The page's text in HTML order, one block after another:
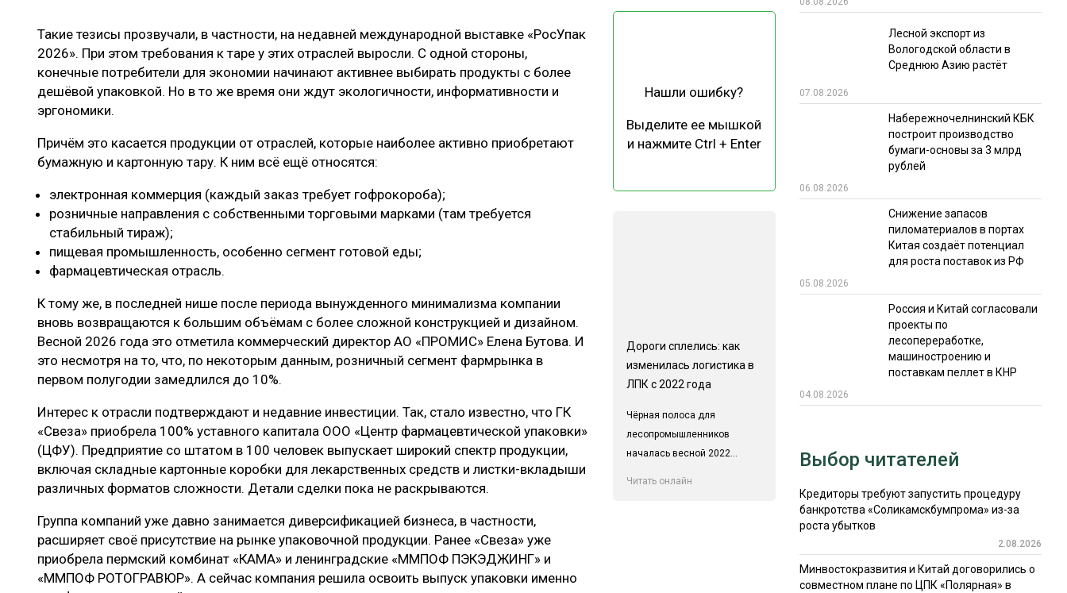
ЛОГИСТИКА
ПРОИЗВОДСТВО ДРЕВЕСНЫХ ПЛИТ
ЦБП
МЕБЕЛЬНОЕ ПРОИЗВОДСТВО ТЕХНОЛОГИИ
ОТРАСЛЕВАЯ ДИСКУССИЯ
ЭКСПЕРТНОЕ МНЕНИЕ
КАЛЕНДАРЬ ВЫСТАВОК ИТОГИ МЕРОПРИЯТИЙ
Такие тезисы прозвучали, в частности, на недавней международной выставке «РосУпак
2026». При этом требования к таре у этих отраслей выросли. С одной стороны,
конечные потребители для экономии начинают активнее выбирать продукты с более
дешёвой упаковкой. Но в то же время они ждут экологичности, информативности и
эргономики.
Причём это касается продукции от отраслей, которые наиболее активно приобретают
бумажную и картонную тару. К ним всё ещё относятся:
электронная коммерция (каждый заказ требует гофрокороба);
розничные направления с собственными торговыми марками (там требуется
стабильный тираж);
пищевая промышленность, особенно сегмент готовой еды;
фармацевтическая отрасль.
К тому же, в последней нише после периода вынужденного минимализма компании
вновь возвращаются к большим объёмам с более сложной конструкцией и дизайном.
Весной 2026 года это отметила коммерческий директор АО «ПРОМИС» Елена Бутова. И
это несмотря на то, что, по некоторым данным, розничный сегмент фармрынка в
первом полугодии замедлился до 10%.
Интерес к отрасли подтверждают и недавние инвестиции. Так, стало известно, что ГК
«Свеза» приобрела 100% уставного капитала ООО «Центр фармацевтической упаковки»
(ЦФУ). Предприятие со штатом в 100 человек выпускает широкий спектр продукции,
включая складные картонные коробки для лекарственных средств и листки-вкладыши
различных форматов сложности. Детали сделки пока не раскрываются.
Группа компаний уже давно занимается диверсификацией бизнеса, в частности,
расширяет своё присутствие на рынке упаковочной продукции. Ранее «Свеза» уже
приобрела пермский комбинат «КАМА» и ленинградские «ММПОФ ПЭКЭДЖИНГ» и
«ММПОФ РОТОГРАВЮР». А сейчас компания решила освоить выпуск упаковки именно
Нашли ошибку?
Выделите ее мышкой
и нажмите Ctrl + Enter
Дороги сплелись: как
изменилась логистика в
ЛПК с 2022 года
Чёрная полоса для
лесопромышленников
началась весной 2022...
Читать онлайн
Лесной экспорт из
Вологодской области в
Среднюю Азию растёт
07.08.2026
Набережночелнинский КБК
построит производство
бумаги-основы за 3 млрд
рублей
06.08.2026
Снижение запасов
пиломатериалов в портах
Китая создаёт потенциал
для роста поставок из РФ
05.08.2026
Россия и Китай согласовали
проекты по
лесопереработке,
машиностроению и
поставкам пеллет в КНР
04.08.2026
Выбор читателей
Кредиторы требуют запустить процедуру
банкротства «Соликамскбумпрома» из-за
роста убытков
2.08.2026
Минвостокразвития и Китай договорились о
совместном плане по ЦПК «Полярная» в